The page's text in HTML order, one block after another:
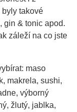
byly takové
gin & tonic apod.
záleží na co jste
maso
makrela, sushi,
výborný
žlutý, jablka,